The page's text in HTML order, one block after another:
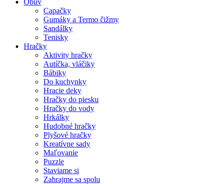
Capačky
Gumáky a Termo čižmy
Sandálky
Tenisky
Hračky
Aktivity hračky
Autíčka, vláčiky
Bábiky
Do kuchynky
Hracie deky
Hračky do piesku
Hračky do vody
Hrkálky
Hudobné hračky
Plyšové hračky
Kreatívne sady
Maľovanie
Puzzle
Staviame si
Zahrajme sa spolu